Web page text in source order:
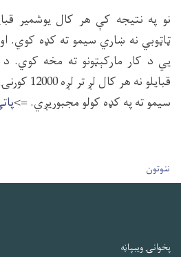
نو په نتيجه كې هر كال يوشمير
ټاټوبي نه ښاري سيمو ته كډه كوي.
يي د كار ماركېټونو ته مخه كوي. د
قبايلو نه
سيمو ته په كډه كولو مجبوريږي. =>
User account menu
ننوتون
پخوانۍ ویبپاڼه